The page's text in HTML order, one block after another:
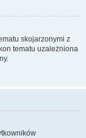
skojarzonymi z
tematu uzależniona